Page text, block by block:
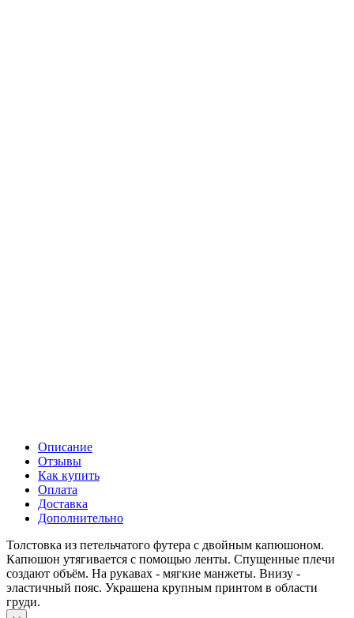
Описание
Отзывы
Как купить
Оплата
Доставка
Дополнительно
Толстовка из петельчатого футера с двойным капюшоном.
Капюшон утягивается с помощью ленты. Спущенные плечи
создают объём. На рукавах - мягкие манжеты. Внизу -
эластичный пояс. Украшена крупным принтом в области
груди.